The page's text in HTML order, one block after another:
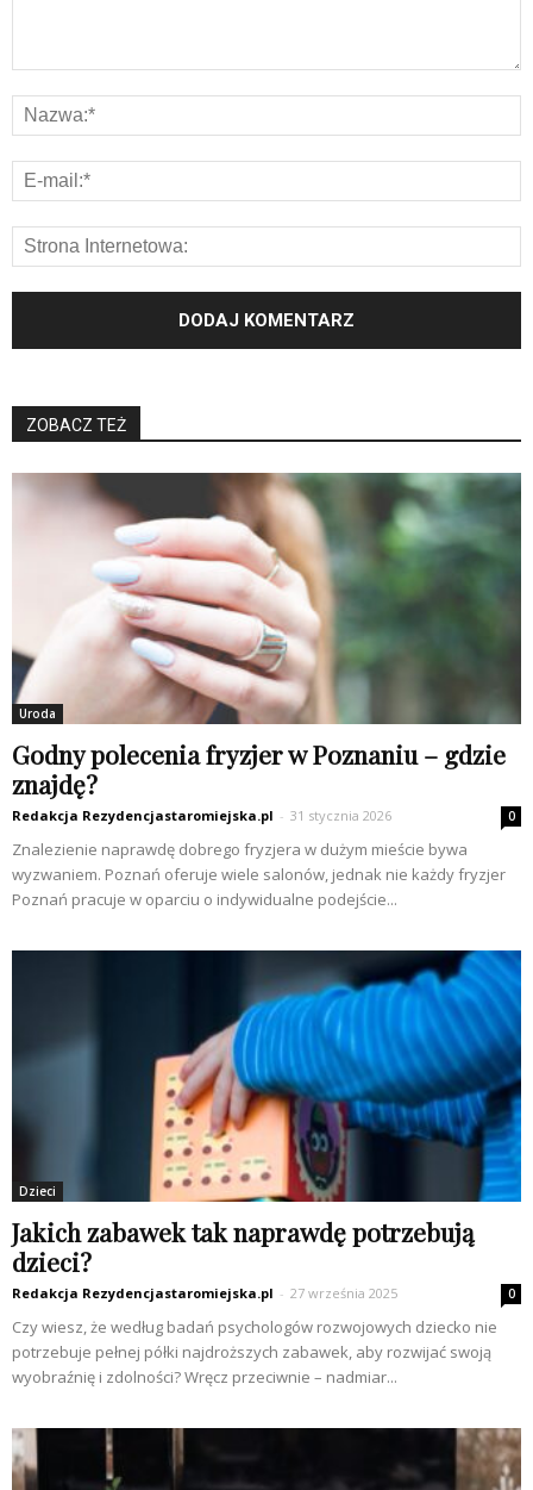
ZOBACZ TEŻ
Uroda
Godny polecenia fryzjer w Poznaniu – gdzie
znajdę?
Redakcja Rezydencjastaromiejska.pl - 31 stycznia 2026 0
Znalezienie naprawdę dobrego fryzjera w dużym mieście bywa
wyzwaniem. Poznań oferuje wiele salonów, jednak nie każdy fryzjer
Poznań pracuje w oparciu o indywidualne podejście...
Dzieci
Jakich zabawek tak naprawdę potrzebują
dzieci?
Redakcja Rezydencjastaromiejska.pl - 27 września 2025 0
Czy wiesz, że według badań psychologów rozwojowych dziecko nie
potrzebuje pełnej półki najdroższych zabawek, aby rozwijać swoją
wyobraźnię i zdolności? Wręcz przeciwnie – nadmiar...